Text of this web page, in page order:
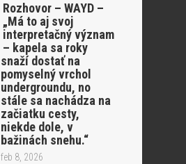
Rozhovor – WAYD –
„Má to aj svoj
interpretačný význam
– kapela sa roky
snaží dostať na
pomyselný vrchol
undergroundu, no
stále sa nachádza na
začiatku cesty,
niekde dole, v
bažinách snehu.“
feb 8, 2026